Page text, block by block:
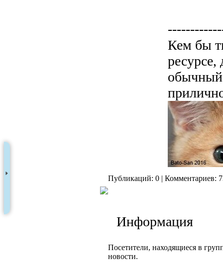
Кем бы
обычный
Публикаций: 0 | Комментариев:
Информация
Посетители, находящиеся в
новости.